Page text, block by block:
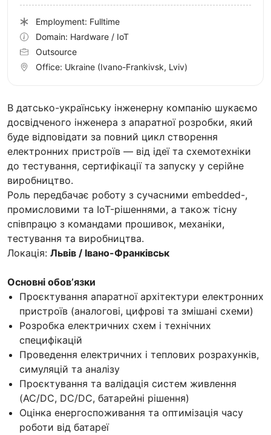
В датсько-українську інженерну компанію шукаємо
досвідченого інженера з апаратної розробки, який
буде відповідати за повний цикл створення
електронних пристроїв — від ідеї та схемотехніки
до тестування, сертифікації та запуску у серійне
виробництво.
Роль передбачає роботу з сучасними embedded-,
промисловими та IoT-рішеннями, а також тісну
співпрацю з командами прошивок, механіки,
тестування та виробництва.
Локація: Львів / Івано-Франківськ
Основні обовʼязки
Проєктування апаратної архітектури електронних
пристроїв (аналогові, цифрові та змішані схеми)
Розробка електричних схем і технічних
специфікацій
Проведення електричних і теплових розрахунків,
симуляцій та аналізу
Проєктування та валідація систем живлення
(AC/DC, DC/DC, батарейні рішення)
Оцінка енергоспоживання та оптимізація часу
роботи від батареї
Employment: Fulltime
Domain: Hardware / IoT
Outsource
Office: Ukraine (Ivano-Frankivsk, Lviv)